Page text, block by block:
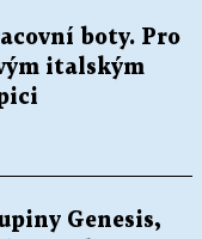
boty. Pro
italským
Genesis,